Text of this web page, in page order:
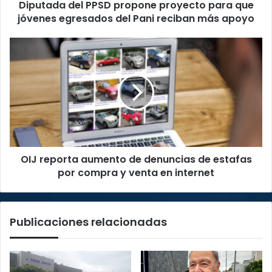
del
Pani
Diputada del PPSD propone proyecto para que
jóvenes egresados del Pani reciban más apoyo
aumento
de
estafas
por
compra
OIJ reporta aumento de denuncias de estafas
por compra y venta en internet
Publicaciones relacionadas